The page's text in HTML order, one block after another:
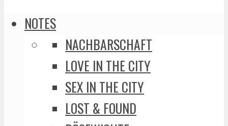
NOTES
NACHBARSCHAFT
LOVE IN THE CITY
SEX IN THE CITY
LOST & FOUND